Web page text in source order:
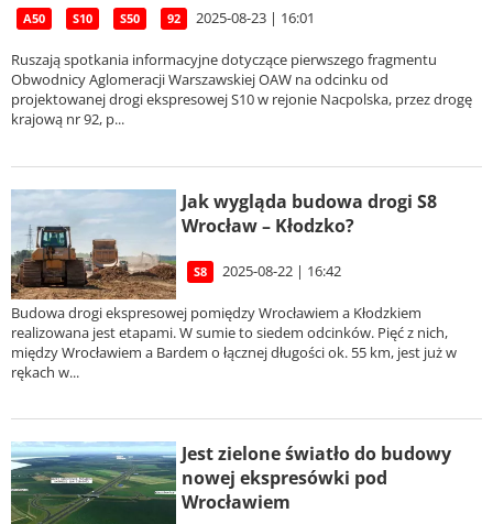
A50 S10 S50 92 2025-08-23 | 16:01
Ruszają spotkania informacyjne dotyczące pierwszego fragmentu
Obwodnicy Aglomeracji Warszawskiej OAW na odcinku od
projektowanej drogi ekspresowej S10 w rejonie Nacpolska, przez drogę
krajową nr 92, p...
Jak wygląda budowa drogi S8
Wrocław – Kłodzko?
S8 2025-08-22 | 16:42
Budowa drogi ekspresowej pomiędzy Wrocławiem a Kłodzkiem
realizowana jest etapami. W sumie to siedem odcinków. Pięć z nich,
między Wrocławiem a Bardem o łącznej długości ok. 55 km, jest już w
rękach w...
Jest zielone światło do budowy
nowej ekspresówki pod
Wrocławiem